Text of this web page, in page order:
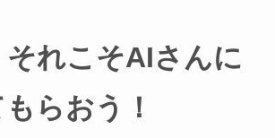
それこそAIさんに
らおう！